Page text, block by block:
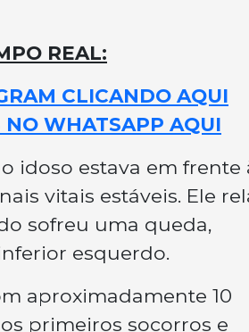
REAL:
CLICANDO AQUI
NO WHATSAPP AQUI
idoso estava em frente
vitais estáveis. Ele
sofreu uma queda,
esquerdo.
aproximadamente 10
primeiros socorros e